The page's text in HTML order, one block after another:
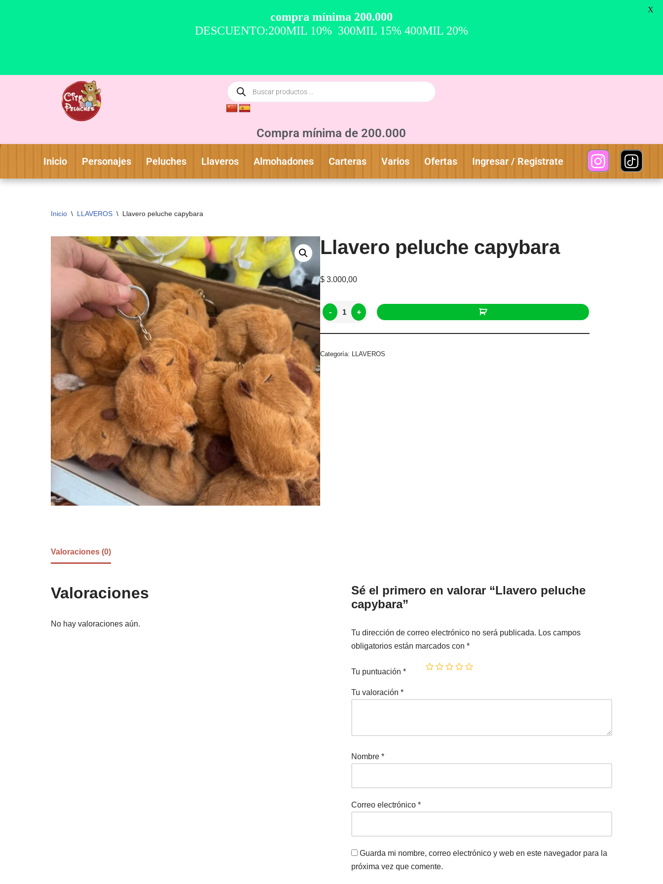
Compra mínima de 200.000
Inicio Personajes Peluches Llaveros Almohadones Carteras Varios Ofertas Ingresar / Registrate
Inicio \ LLAVEROS \ Llavero peluche capybara
Llavero peluche capybara
$ 3.000,00
- +
Categoría: LLAVEROS
Valoraciones (0)
Valoraciones
No hay valoraciones aún.
Sé el primero en valorar “Llavero peluche
capybara”
Tu dirección de correo electrónico no será publicada. Los campos
obligatorios están marcados con *
Tu puntuación *
Tu valoración *
Nombre *
Correo electrónico *
Guarda mi nombre, correo electrónico y web en este navegador para la
próxima vez que comente.
compra mínima 200.000
DESCUENTO:200MIL 10% 300MIL 15% 400MIL 20%
X